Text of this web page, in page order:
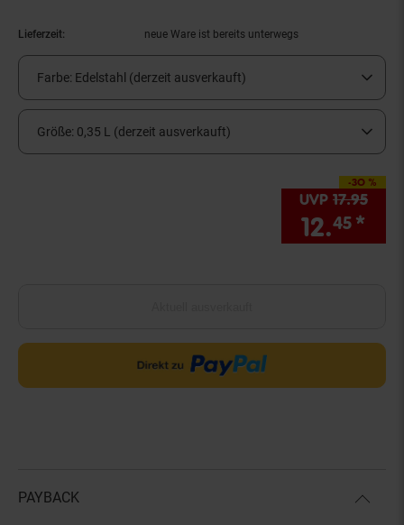
Lieferzeit: neue Ware ist bereits unterwegs
Farbe: Edelstahl (derzeit ausverkauft)
Größe: 0,35 L (derzeit ausverkauft)
-30 %
Sie Sparen 30
UVP 17.95UVP
12.45 *
PAYBACK